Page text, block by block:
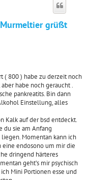
grüßt
( 800 ) habe zu derzeit noch
habe noch geraucht .
pankreatits. Bin dann
Einstellung, alles
Kalk auf der bsd entdeckt.
du sie am Anfang
Momentan kann ich
eine endosono um mir die
dringend härteres
geht’s mir psychisch
Mini Portionen esse und